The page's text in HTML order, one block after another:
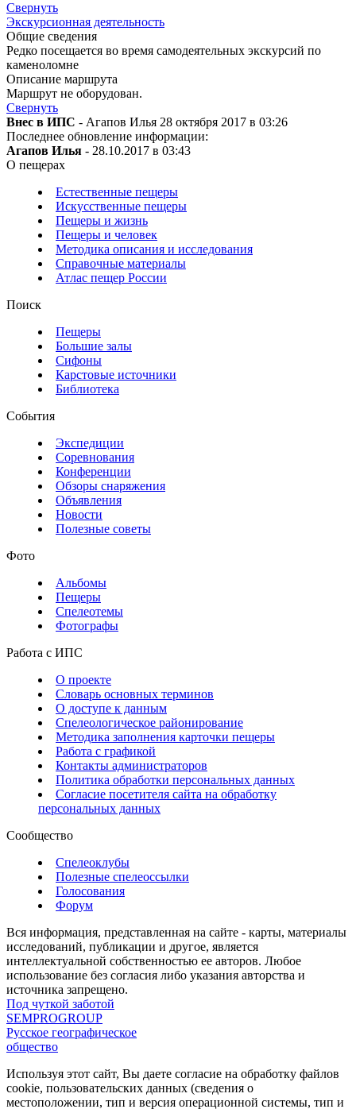
Свернуть
Экскурсионная деятельность
Общие сведения
Редко посещается во время самодеятельных экскурсий по
каменоломне
Описание маршрута
Маршрут не оборудован.
Свернуть
Внес в ИПС - Агапов Илья 28 октября 2017 в 03:26
Последнее обновление информации:
Агапов Илья - 28.10.2017 в 03:43
О пещерах
Естественные пещеры
Искусственные пещеры
Пещеры и жизнь
Пещеры и человек
Методика описания и исследования
Справочные материалы
Атлас пещер России
Поиск
Пещеры
Большие залы
Сифоны
Карстовые источники
Библиотека
События
Экспедиции
Соревнования
Конференции
Обзоры снаряжения
Объявления
Новости
Полезные советы
Фото
Альбомы
Пещеры
Спелеотемы
Фотографы
Работа с ИПС
О проекте
Словарь основных терминов
О доступе к данным
Спелеологическое районирование
Методика заполнения карточки пещеры
Работа с графикой
Контакты администраторов
Политика обработки персональных данных
Согласие посетителя сайта на обработку
персональных данных
Сообщество
Спелеоклубы
Полезные спелеоссылки
Голосования
Форум
Вся информация, представленная на сайте - карты, материалы
исследований, публикации и другое, является
интеллектуальной собственностью ее авторов. Любое
использование без согласия либо указания авторства и
источника запрещено.
Под чуткой заботой
SEMPROGROUP
Русское географическое
общество
Используя этот сайт, Вы даете согласие на обработку файлов
cookie, пользовательских данных (сведения о
местоположении, тип и версия операционной системы, тип и